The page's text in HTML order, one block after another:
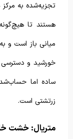
تجزیه‌شده به
هستند تا
میانی باز است و
خورشید و دسترسی
ساده اما
زرتشتی است.
متریال: خشت